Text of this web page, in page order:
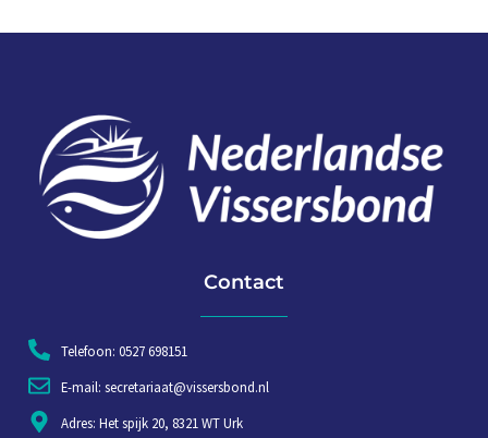
Contact
Telefoon: 0527 698151
E-mail: secretariaat@vissersbond.nl
Adres: Het spijk 20, 8321 WT Urk